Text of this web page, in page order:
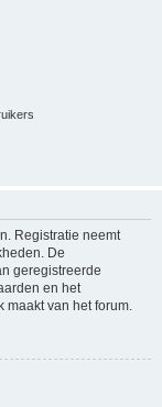
Registratie neemt
De
geregistreerde
en het
van het forum.